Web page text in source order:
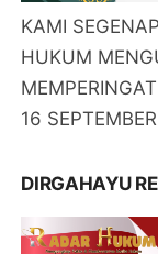
KAMI
HUKUM
16
DIRGAHAYU